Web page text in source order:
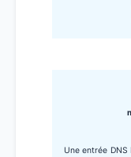
Une entrée